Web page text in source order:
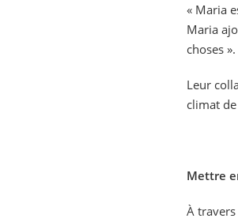
« Maria
Maria
choses ».
Leur
climat
Mettre
À